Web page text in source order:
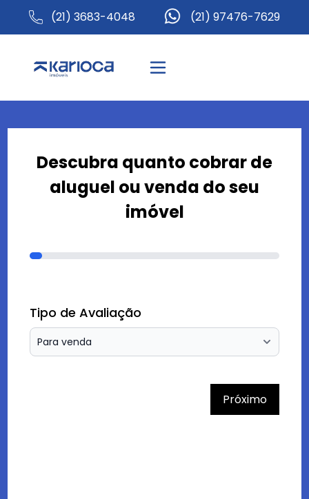
(21) 3683-4048 (21) 97476-7629
Descubra quanto cobrar de
aluguel ou venda do seu
imóvel
Tipo de Avaliação
Próximo